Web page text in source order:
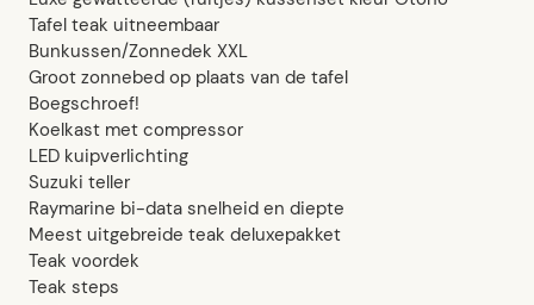
Tafel teak uitneembaar
Bunkussen/Zonnedek XXL
Groot zonnebed op plaats van de tafel
Boegschroef!
Koelkast met compressor
LED kuipverlichting
Suzuki teller
Raymarine bi-data snelheid en diepte
Meest uitgebreide teak deluxepakket
Teak voordek
Teak steps